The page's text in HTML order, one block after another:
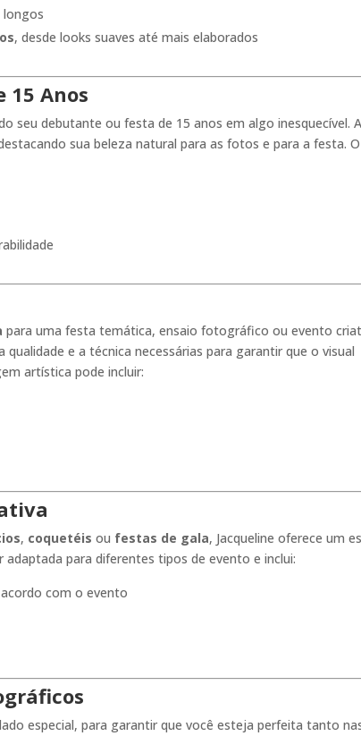
longos
, desde looks suaves até mais elaborados
15 Anos
seu debutante ou festa de 15 anos em algo inesquecível. A
sua beleza natural para as fotos e para a festa. O
para uma festa temática, ensaio fotográfico ou evento
e a técnica necessárias para garantir que o visual
artística pode incluir:
, coquetéis ou festas de gala, Jacqueline oferece um
para diferentes tipos de evento e inclui:
com o evento
especial, para garantir que você esteja perfeita tanto